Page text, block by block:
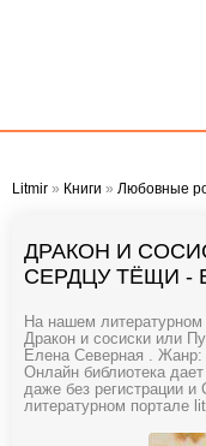
Litmir » Книги » Любовные
ДРАКОН И
СЕРДЦУ ТЁЩИ -
На нашем литературном
Дракон и сосиски или
Елена Северная .
Онлайн библиотека
даже без регистрации
литературном портале